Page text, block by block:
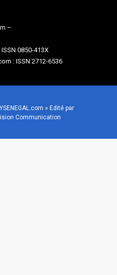
–
0850-413X
: ISSN 2712-6536
» Edité par
Communication